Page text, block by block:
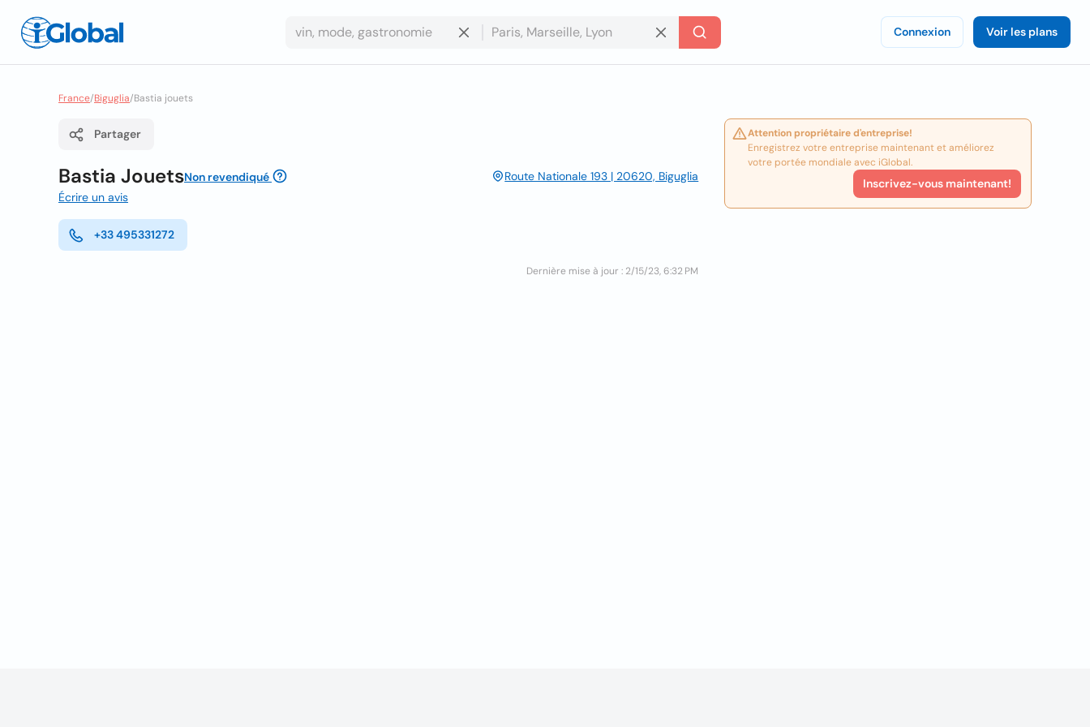
Connexion Voir les plans
France/Biguglia/Bastia jouets
Partager
Bastia JouetsNon revendiqué
Route Nationale 193 | 20620, Biguglia
Écrire un avis
+33 495331272
Dernière mise à jour : 2/15/23, 6:32 PM
Attention propriétaire d'entreprise!
Enregistrez votre entreprise maintenant et améliorez
votre portée mondiale avec iGlobal.
Inscrivez-vous maintenant!